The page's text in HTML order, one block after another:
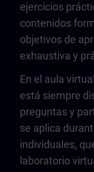
ejercicios
contenidos
objetivos de
exhaustiva y
En el aula
está siempre
preguntas y
se aplica
individuales,
laboratorio